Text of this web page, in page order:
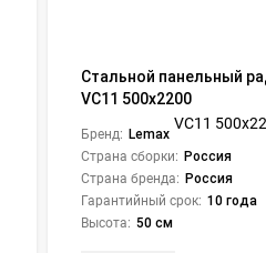
Стальной панельный
VC11 500х2200
Бренд: Lemax
Страна сборки: Россия
Страна бренда: Россия
Гарантийный срок: 10 года
Высота: 50 см